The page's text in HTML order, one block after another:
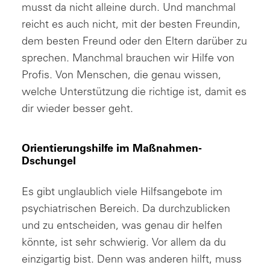
musst da nicht alleine durch. Und manchmal
reicht es auch nicht, mit der besten Freundin,
dem besten Freund oder den Eltern darüber zu
sprechen. Manchmal brauchen wir Hilfe von
Profis. Von Menschen, die genau wissen,
welche Unterstützung die richtige ist, damit es
dir wieder besser geht.
Orientierungshilfe im Maßnahmen-
Dschungel
Es gibt unglaublich viele Hilfsangebote im
psychiatrischen Bereich. Da durchzublicken
und zu entscheiden, was genau dir helfen
könnte, ist sehr schwierig. Vor allem da du
einzigartig bist. Denn was anderen hilft, muss